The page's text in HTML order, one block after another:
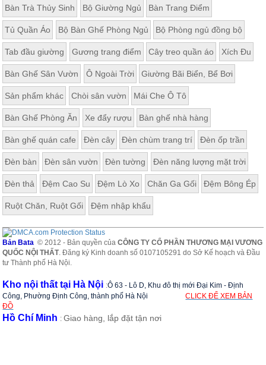
áo, bàn
điểm
Nội
Thất
Phòng
Ăn
Bàn
ăn,
ghế
ăn,
kệ
bếp
Nội
Thất
Ban
Công,
Vườn
Bàn
ghế
ban
công,
xích
ghế...
Kiện
Bàn Trà Thủy Sinh Bộ Giường Ngủ Bàn Trang Điểm
Tủ Quần Áo Bộ Bàn Ghế Phòng Ngủ Bộ Phòng ngủ đồng bộ
Tab đầu giường Gương trang điểm Cây treo quần áo Xích Đu
Bàn Ghế Sân Vườn Ô Ngoài Trời Giường Bãi Biển, Bể Bơi
Sản phẩm khác Chòi sân vườn Mái Che Ô Tô
Bàn Ghế Phòng Ăn Xe đẩy rượu Bàn ghế nhà hàng
Bàn ghế quán cafe Đèn cây Đèn chùm trang trí Đèn ốp trần
Đèn bàn Đèn sân vườn Đèn tường Đèn năng lượng mặt trời
Đèn thả Đệm Cao Su Đệm Lò Xo Chăn Ga Gối Đệm Bông Ép
Ruột Chăn, Ruột Gối Đệm nhập khẩu
Bản Bata © 2012 - Bản quyền củaCÔNG TY CỔ PHẦN THƯƠNG MẠI VƯƠNG
QUỐC NỘI THẤT. Đăng ký Kinh doanh số 0107105291 do Sở Kế hoạch và Đầu
tư Thành phố Hà Nội.
Kho nội thất tại Hà Nội :Ô 63 - Lô D, Khu đô thị mới Đại Kim - Định
Công, Phường Định Công, thành phố Hà Nội
CLICK ĐỂ XEM BẢN
ĐỒ
Hồ Chí Minh :Giao hàng, lắp đặt tận nơi